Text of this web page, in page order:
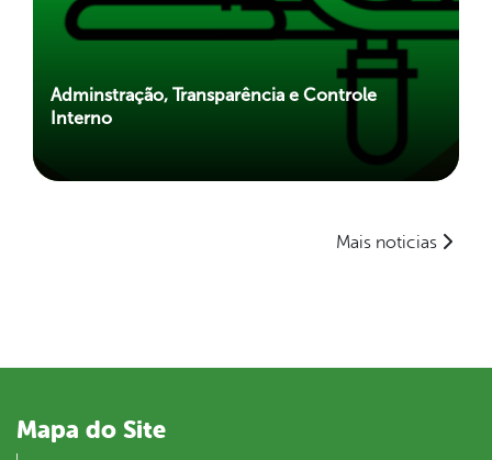
Adminstração, Transparência e Controle
Interno
Mais noticias
Mapa do Site